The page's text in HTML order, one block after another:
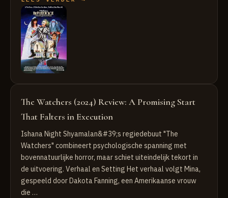
The Watchers (2024) Review: A Promising Start
That Falters in Execution
Ishana Night Shyamalan&#39;s regiedebuut "The
Watchers" combineert psychologische spanning met
bovennatuurlijke horror, maar schiet uiteindelijk tekort in
de uitvoering. Verhaal en Setting Het verhaal volgt Mina,
gespeeld door Dakota Fanning, een Amerikaanse vrouw
die …